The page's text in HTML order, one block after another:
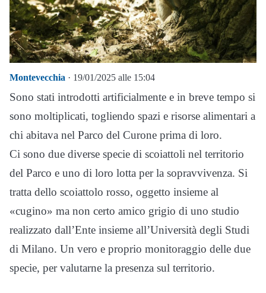
Montevecchia · 19/01/2025 alle 15:04
Sono stati introdotti artificialmente e in breve tempo si
sono moltiplicati, togliendo spazi e risorse alimentari a
chi abitava nel Parco del Curone prima di loro.
Ci sono due diverse specie di scoiattoli nel territorio
del Parco e uno di loro lotta per la sopravvivenza. Si
tratta dello scoiattolo rosso, oggetto insieme al
«cugino» ma non certo amico grigio di uno studio
realizzato dall’Ente insieme all’Università degli Studi
di Milano. Un vero e proprio monitoraggio delle due
specie, per valutarne la presenza sul territorio.